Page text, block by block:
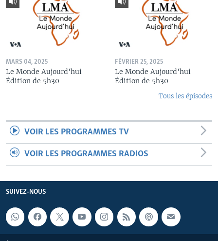
MARS 04, 2025
Le Monde Aujourd'hui
Édition de 5h30
FÉVRIER 25, 2025
Le Monde Aujourd'hui
Édition de 5h30
Tous les épisodes
VOIR LES PROGRAMMES TV
VOIR LES PROGRAMMES RADIOS
SUIVEZ-NOUS